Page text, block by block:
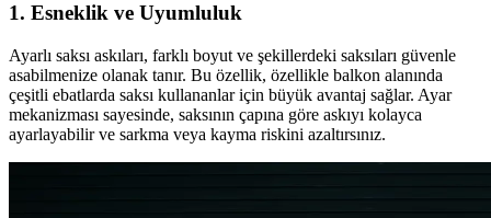
1. Esneklik ve Uyumluluk
Ayarlı saksı askıları, farklı boyut ve şekillerdeki saksıları güvenle
asabilmenize olanak tanır. Bu özellik, özellikle balkon alanında
çeşitli ebatlarda saksı kullananlar için büyük avantaj sağlar. Ayar
mekanizması sayesinde, saksının çapına göre askıyı kolayca
ayarlayabilir ve sarkma veya kayma riskini azaltırsınız.